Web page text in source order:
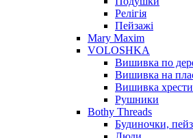
Релігія
Пейзажі
Mary Maxim
VOLOSHKA
Вишивка по
Вишивка на
Вишивка
Рушники
Bothy Threads
Будиночки,